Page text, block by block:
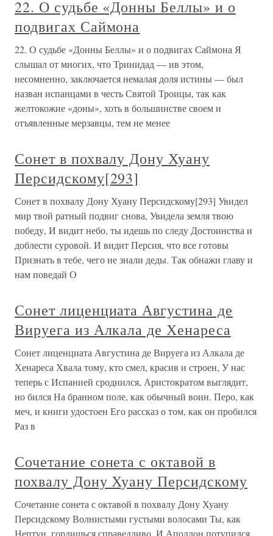
22. О судьбе «Донны Беллы» и о
подвигах Саймона
22. О судьбе «Донны Беллы» и о подвигах Саймона Я
слышал от многих, что Тринидад — ив этом,
несомненно, заключается немалая доля истины — был
назван испанцами в честь Святой Троицы, так как
желтокожие «доны», хоть в большинстве своем и
отъявленные мерзавцы, тем не менее
Сонет в похвалу Дону Хуану
Персидскому[293]
Сонет в похвалу Дону Хуану Персидскому[293] Увидел
мир твой ратный подвиг снова, Увидела земля твою
победу, И видит небо, ты идешь по следу Достоинства и
доблести суровой. И видит Персия, что все готовы
Признать в тебе, чего не знали деды. Так обнажи главу и
нам поведай О
Сонет лиценциата Августина де
Вируега из Алкала де Хенареса
Сонет лиценциата Августина де Вируега из Алкала де
Хенареса Хвала тому, кто смел, красив и строен, У нас
теперь с Испанией сроднился, Аристократом выглядит,
но бился На бранном поле, как обычный воин. Перо, как
меч, и книги удостоен Его рассказ о том, как он пробился
Раз в
Сочетание сонета с октавой в
похвалу Дону Хуану Персидскому
Сочетание сонета с октавой в похвалу Дону Хуану
Персидскому Волнистыми густыми волосами Ты, как
Нептун, гордишься справедливо, И Аполлон потупился